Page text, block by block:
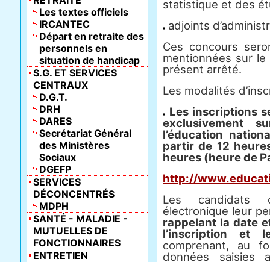
statistique et des
adjoints
Ces concours
mentionnées sur
présent arrêté.
Les modalités
Les inscriptions
exclusivement
l’éducation
partir de 12
heures (heure de
http://
Les candidats
électronique leur
rappelant la date
l’inscription et
comprenant, au
données
Les textes officiels
IRCANTEC
Départ en retraite des
personnels en
situation de handicap
S.G. ET SERVICES
CENTRAUX
D.G.T.
DRH
DARES
Secrétariat Général
des Ministères
Sociaux
DGEFP
SERVICES
DÉCONCENTRÉS
MDPH
SANTÉ - MALADIE -
MUTUELLES DE
FONCTIONNAIRES
ENTRETIEN